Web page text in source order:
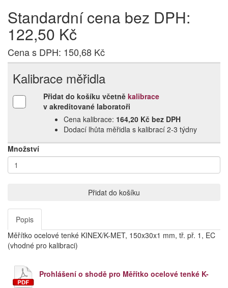
Standardní cena bez DPH:
122,50 Kč
Cena s DPH: 150,68 Kč
Kalibrace měřidla
Přidat do košíku včetně kalibrace
v akreditované laboratoři
Cena kalibrace: 164,20 Kč bez DPH
Dodací lhůta měřidla s kalibrací 2‑3 týdny
Množství
Přidat do košíku
Popis
Měřítko ocelové tenké KINEX/K-MET, 150x30x1 mm, tř. př. 1, EC
(vhodné pro kalibraci)
Prohlášení o shodě pro Měřítko ocelové tenké K-